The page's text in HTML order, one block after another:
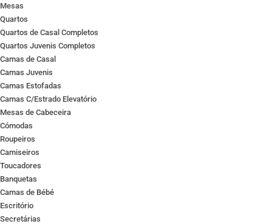
Mesas
Quartos
Quartos de Casal Completos
Quartos Juvenis Completos
Camas de Casal
Camas Juvenis
Camas Estofadas
Camas C/Estrado Elevatório
Mesas de Cabeceira
Cómodas
Roupeiros
Camiseiros
Toucadores
Banquetas
Camas de Bébé
Escritório
Secretárias